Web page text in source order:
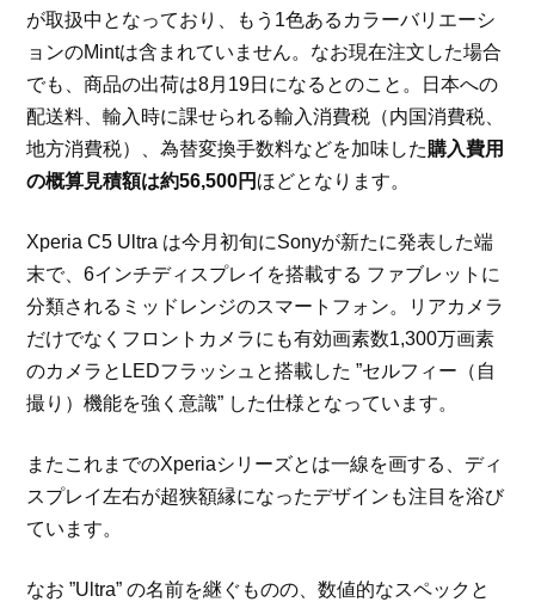
が取扱中となっており、もう1色あるカラーバリエーシ
ョンのMintは含まれていません。なお現在注文した場合
でも、商品の出荷は8月19日になるとのこと。日本への
配送料、輸入時に課せられる輸入消費税（内国消費税、
地方消費税）、為替変換手数料などを加味した購入費用
の概算見積額は約56,500円 ほどとなります。
Xperia C5 Ultra は今月初旬にSonyが新たに発表した端
末で、6インチディスプレイを搭載する ファブレットに
分類されるミッドレンジのスマートフォン。リアカメラ
だけでなくフロントカメラにも有効画素数1,300万画素
のカメラとLEDフラッシュと搭載した ”セルフィー（自
撮り）機能を強く意識” した仕様となっています。
またこれまでのXperiaシリーズとは一線を画する、ディ
スプレイ左右が超狭額縁になったデザインも注目を浴び
ています。
なお ”Ultra” の名前を継ぐものの、数値的なスペックと